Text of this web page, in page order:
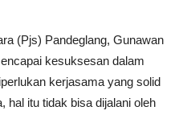
(Pjs) Pandeglang, Gunawan
kesuksesan dalam
kerjasama yang solid
hal itu tidak bisa dijalani oleh